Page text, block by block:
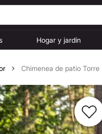
Hogar y jardín
Chimenea de patio